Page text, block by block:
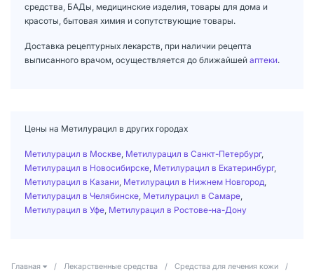
средства, БАДы, медицинские изделия, товары для дома и
красоты, бытовая химия и сопутствующие товары.
Доставка рецептурных лекарств, при наличии рецепта
выписанного врачом, осуществляется до ближайшей аптеки.
Цены на Метилурацил в других городах
Метилурацил в Москве Метилурацил в Санкт-Петербург,
Метилурацил в Новосибирске Метилурацил в Екатеринбург,
Метилурацил в Казани Метилурацил в Нижнем Новгород
Метилурацил в Челябинске Метилурацил в Самаре
Метилурацил в Уфе Метилурацил в Ростове-на-Дону
Главная / Лекарственные средства / Средства для лечения кожи
/